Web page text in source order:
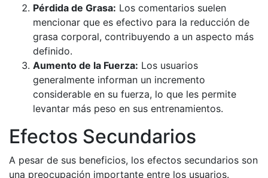
Pérdida de Grasa: Los comentarios suelen
mencionar que es efectivo para la reducción de
grasa corporal, contribuyendo a un aspecto más
definido.
Aumento de la Fuerza: Los usuarios
generalmente informan un incremento
considerable en su fuerza, lo que les permite
levantar más peso en sus entrenamientos.
Efectos Secundarios
A pesar de sus beneficios, los efectos secundarios son
una preocupación importante entre los usuarios.